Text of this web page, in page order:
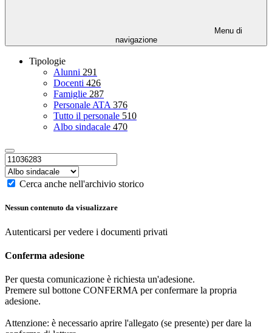
Menu di
navigazione
Tipologie
Alunni 291
Docenti 426
Famiglie 287
Personale ATA 376
Tutto il personale 510
Albo sindacale 470
Cerca anche nell'archivio storico
Nessun contenuto da visualizzare
Autenticarsi per vedere i documenti privati
Conferma adesione
Per questa comunicazione è richiesta un'adesione.
Premere sul bottone CONFERMA per confermare la propria
adesione.
Attenzione: è necessario aprire l'allegato (se presente) per dare la